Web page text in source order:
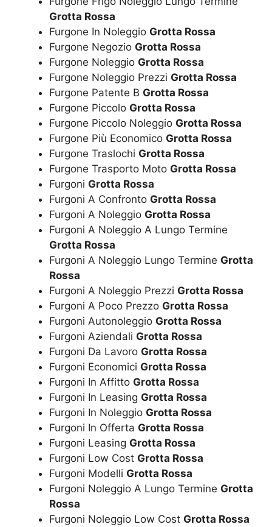
Grotta Rossa
Furgone In Noleggio Grotta Rossa
Furgone Negozio Grotta Rossa
Furgone Noleggio Grotta Rossa
Furgone Noleggio Prezzi Grotta Rossa
Furgone Patente B Grotta Rossa
Furgone Piccolo Grotta Rossa
Furgone Piccolo Noleggio Grotta Rossa
Furgone Più Economico Grotta Rossa
Furgone Traslochi Grotta Rossa
Furgone Trasporto Moto Grotta Rossa
Furgoni Grotta Rossa
Furgoni A Confronto Grotta Rossa
Furgoni A Noleggio Grotta Rossa
Furgoni A Noleggio A Lungo Termine
Grotta Rossa
Furgoni A Noleggio Lungo Termine Grotta
Rossa
Furgoni A Noleggio Prezzi Grotta Rossa
Furgoni A Poco Prezzo Grotta Rossa
Furgoni Autonoleggio Grotta Rossa
Furgoni Aziendali Grotta Rossa
Furgoni Da Lavoro Grotta Rossa
Furgoni Economici Grotta Rossa
Furgoni In Affitto Grotta Rossa
Furgoni In Leasing Grotta Rossa
Furgoni In Noleggio Grotta Rossa
Furgoni In Offerta Grotta Rossa
Furgoni Leasing Grotta Rossa
Furgoni Low Cost Grotta Rossa
Furgoni Modelli Grotta Rossa
Furgoni Noleggio A Lungo Termine Grotta
Rossa
Furgoni Noleggio Low Cost Grotta Rossa